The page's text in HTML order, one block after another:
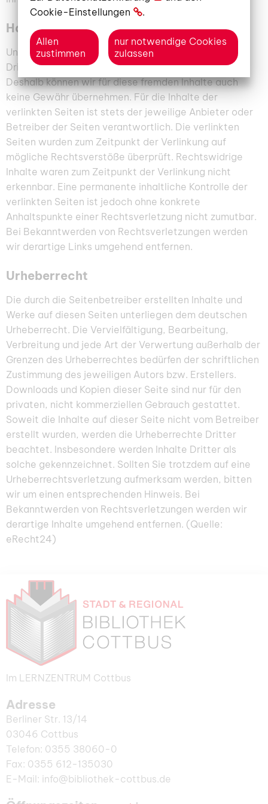
Haftung für Links
Unser Angebot enthält Links zu externen Webseiten
Dritter, auf deren Inhalte wir keinen Einfluss haben.
Deshalb können wir für diese fremden Inhalte auch
keine Gewähr übernehmen. Für die Inhalte der
verlinkten Seiten ist stets der jeweilige Anbieter oder
Betreiber der Seiten verantwortlich. Die verlinkten
Seiten wurden zum Zeitpunkt der Verlinkung auf
mögliche Rechtsverstöße überprüft. Rechtswidrige
Inhalte waren zum Zeitpunkt der Verlinkung nicht
erkennbar. Eine permanente inhaltliche Kontrolle der
verlinkten Seiten ist jedoch ohne konkrete
Anhaltspunkte einer Rechtsverletzung nicht zumutbar.
Bei Bekanntwerden von Rechtsverletzungen werden
wir derartige Links umgehend entfernen.
Urheberrecht
Die durch die Seitenbetreiber erstellten Inhalte und
Werke auf diesen Seiten unterliegen dem deutschen
Urheberrecht. Die Vervielfältigung, Bearbeitung,
Verbreitung und jede Art der Verwertung außerhalb der
Grenzen des Urheberrechtes bedürfen der schriftlichen
Zustimmung des jeweiligen Autors bzw. Erstellers.
Downloads und Kopien dieser Seite sind nur für den
privaten, nicht kommerziellen Gebrauch gestattet.
Soweit die Inhalte auf dieser Seite nicht vom Betreiber
erstellt wurden, werden die Urheberrechte Dritter
beachtet. Insbesondere werden Inhalte Dritter als
solche gekennzeichnet. Sollten Sie trotzdem auf eine
Urheberrechtsverletzung aufmerksam werden, bitten
wir um einen entsprechenden Hinweis. Bei
Bekanntwerden von Rechtsverletzungen werden wir
derartige Inhalte umgehend entfernen. (Quelle:
eRecht24)
Im LERNZENTRUM Cottbus
Adresse
Berliner Str. 13/14
03046 Cottbus
Telefon: 0355 38060-0
Fax: 0355 612-135030
E-Mail: info@bibliothek-cottbus.de
Cookie-Einstellungen
.
Allen
zustimmen
nur notwendige Cookies
zulassen